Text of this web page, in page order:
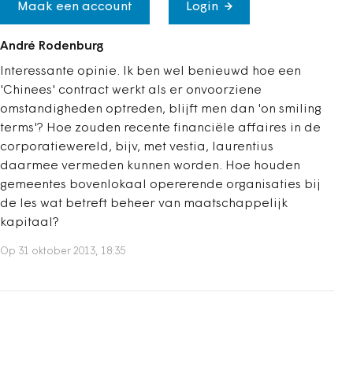
Maak een account Login
André Rodenburg
Interessante opinie. Ik ben wel benieuwd hoe een
'Chinees' contract werkt als er onvoorziene
omstandigheden optreden, blijft men dan 'on smiling
terms'? Hoe zouden recente financiële affaires in de
corporatiewereld, bijv, met vestia, laurentius
daarmee vermeden kunnen worden. Hoe houden
gemeentes bovenlokaal opererende organisaties bij
de les wat betreft beheer van maatschappelijk
kapitaal?
Op 31 oktober 2013, 18:35